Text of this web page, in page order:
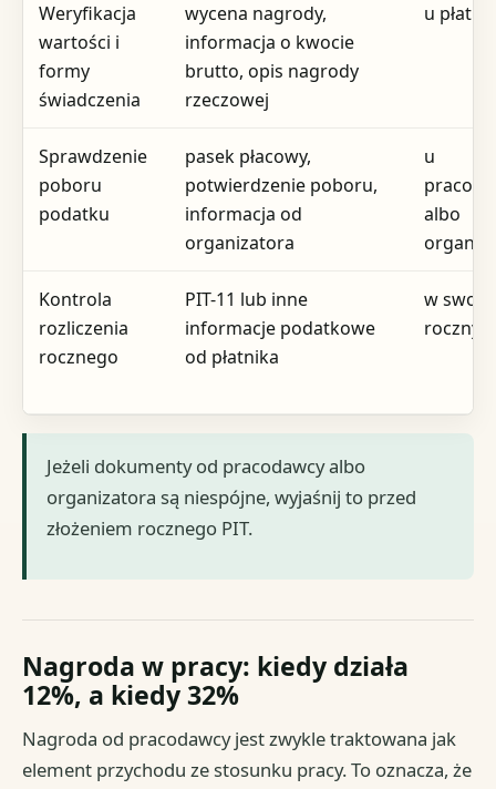
Weryfikacja
wartości i
formy
świadczenia
wycena nagrody,
informacja o kwocie
brutto, opis nagrody
rzeczowej
u
Sprawdzenie
poboru
podatku
pasek płacowy,
potwierdzenie poboru,
informacja od
organizatora
u
albo
Kontrola
rozliczenia
rocznego
PIT-11 lub inne
informacje podatkowe
od płatnika
w
Jeżeli dokumenty od pracodawcy albo
organizatora są niespójne, wyjaśnij to przed
złożeniem rocznego PIT.
Nagroda w pracy: kiedy działa
12%, a kiedy 32%
Nagroda od pracodawcy jest zwykle traktowana jak
element przychodu ze stosunku pracy. To oznacza, że